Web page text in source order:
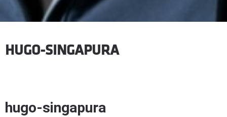
HUGO-SINGAPURA
hugo-singapura